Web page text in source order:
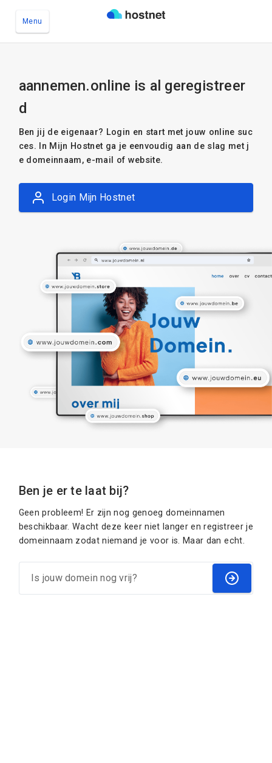
Menu
aannemen.online is al geregistreer
d
Ben jij de eigenaar? Login en start met jouw online suc
ces. In Mijn Hostnet ga je eenvoudig aan de slag met j
e domeinnaam, e-mail of website.
Login Mijn Hostnet
Ben je er te laat bij?
Geen probleem! Er zijn nog genoeg domeinnamen
beschikbaar. Wacht deze keer niet langer en registreer je
domeinnaam zodat niemand je voor is. Maar dan echt.